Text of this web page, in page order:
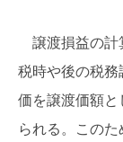
譲渡損益の計
税時や後の税
価を譲渡価額
られる。この